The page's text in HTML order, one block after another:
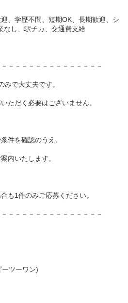
、学歴不問、短期OK、長期歓迎、シ
なし、駅チカ、交通費支給
－－－－－－－－－－－－－－
みで大丈夫です。
ただく必要はございません。
件を確認のうえ、
内いたします。
も1件のみご応募ください。
－－－－－－－－－－－－－－
ツーワン)